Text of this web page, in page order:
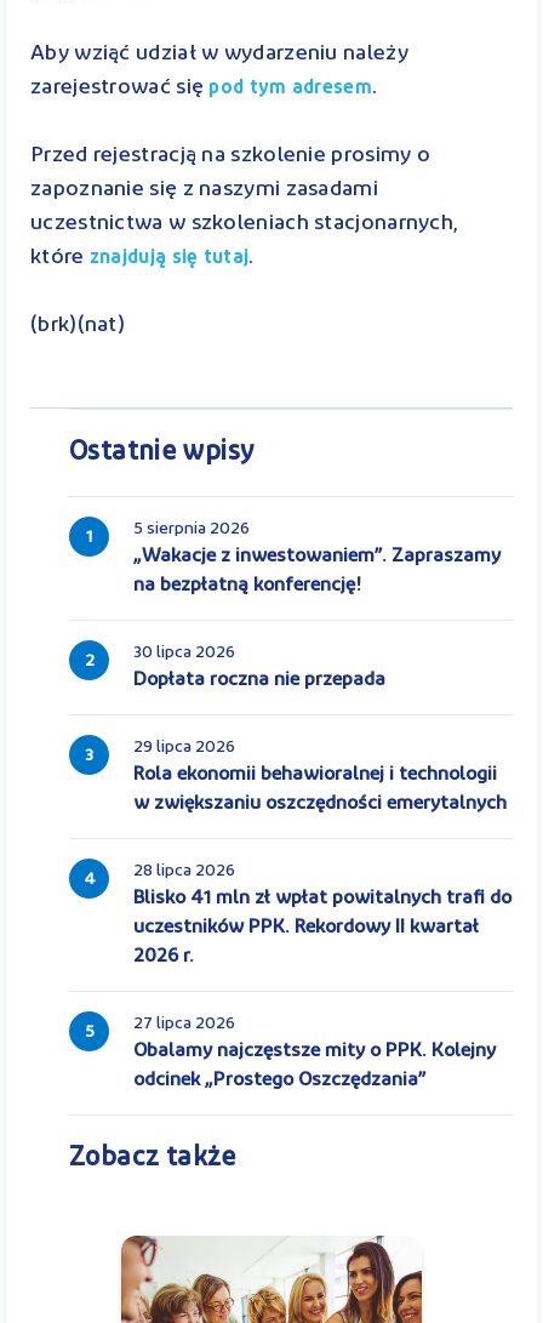
Aby wziąć udział w wydarzeniu należy
zarejestrować się pod tym adresem.
Przed rejestracją na szkolenie prosimy o
zapoznanie się z naszymi zasadami
uczestnictwa w szkoleniach stacjonarnych,
które znajdują się tutaj.
(brk)(nat)
Ostatnie wpisy
1 5 sierpnia 2026
„Wakacje z inwestowaniem”. Zapraszamy
na bezpłatną konferencję!
2 30 lipca 2026
Dopłata roczna nie przepada
3 29 lipca 2026
Rola ekonomii behawioralnej i technologii
w zwiększaniu oszczędności emerytalnych
4 28 lipca 2026
Blisko 41 mln zł wpłat powitalnych trafi do
uczestników PPK. Rekordowy II kwartał
2026 r.
5 27 lipca 2026
Obalamy najczęstsze mity o PPK. Kolejny
odcinek „Prostego Oszczędzania”
Zobacz także